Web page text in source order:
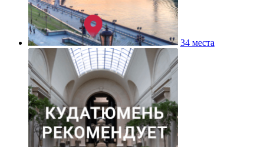
34 места